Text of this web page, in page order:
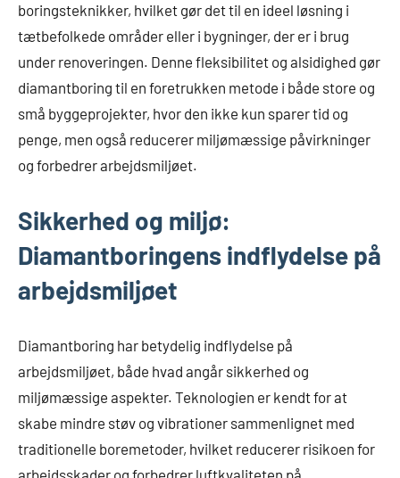
boringsteknikker, hvilket gør det til en ideel løsning i
tætbefolkede områder eller i bygninger, der er i brug
under renoveringen. Denne fleksibilitet og alsidighed gør
diamantboring til en foretrukken metode i både store og
små byggeprojekter, hvor den ikke kun sparer tid og
penge, men også reducerer miljømæssige påvirkninger
og forbedrer arbejdsmiljøet.
Sikkerhed og miljø:
Diamantboringens indflydelse på
arbejdsmiljøet
Diamantboring har betydelig indflydelse på
arbejdsmiljøet, både hvad angår sikkerhed og
miljømæssige aspekter. Teknologien er kendt for at
skabe mindre støv og vibrationer sammenlignet med
traditionelle boremetoder, hvilket reducerer risikoen for
arbejdsskader og forbedrer luftkvaliteten på